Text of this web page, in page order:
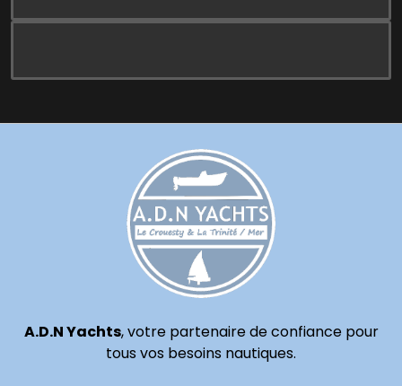
A.D.N Yachts, votre partenaire de confiance pour
tous vos besoins nautiques.